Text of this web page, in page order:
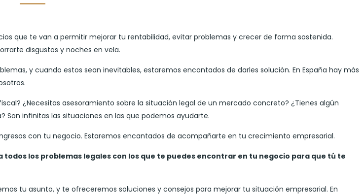
que te van a permitir mejorar tu rentabilidad, evitar problemas y crecer de forma sostenida.
disgustos y noches en vela.
y cuando estos sean inevitables, estaremos encantados de darles solución. En España hay más
¿Necesitas asesoramiento sobre la situación legal de un mercado concreto? ¿Tienes algún
infinitas las situaciones en las que podemos ayudarte.
con tu negocio. Estaremos encantados de acompañarte en tu crecimiento empresarial.
los problemas legales con los que te puedes encontrar en tu negocio para que tú te
tu asunto, y te ofreceremos soluciones y consejos para mejorar tu situación empresarial. En